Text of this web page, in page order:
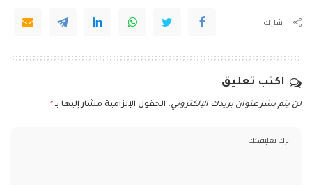
شارك
اكتب تعليق
لن يتم نشر عنوان بريدك الإلكتروني. الحقول الإلزامية مشار إليها بـ *